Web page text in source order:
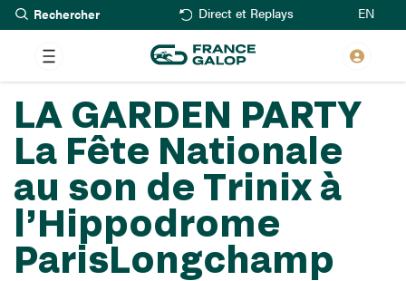
Aller
au
contenu
principal
Rechercher Direct et Replays EN
LA GARDEN PARTY
La Fête Nationale
au son de Trinix à
l’Hippodrome
ParisLongchamp